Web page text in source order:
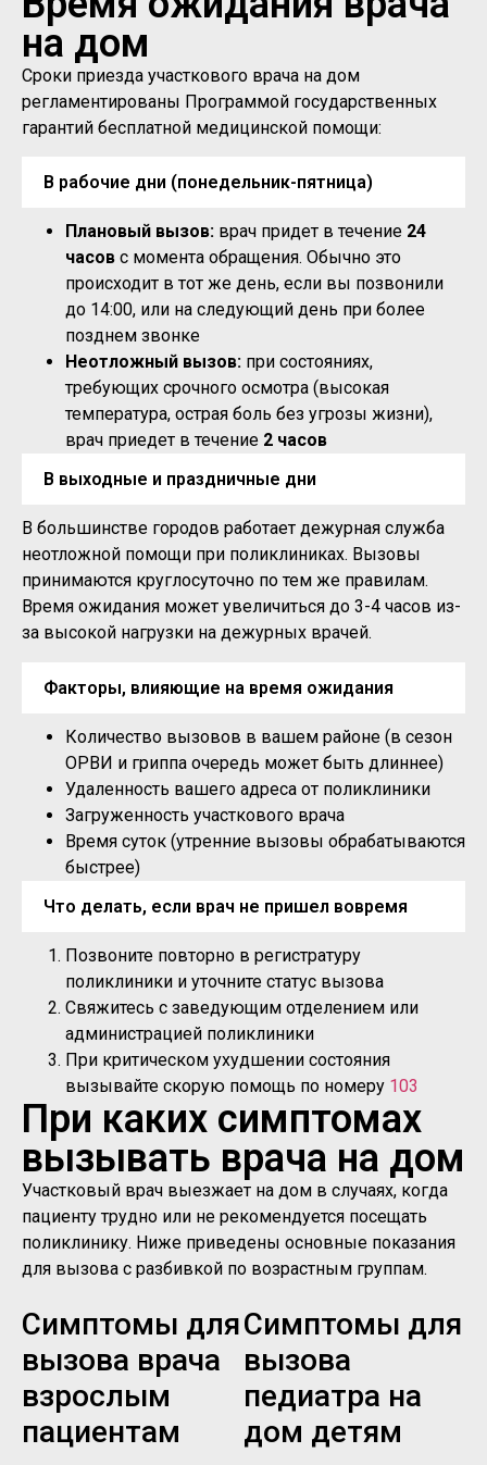
на дом
Сроки приезда участкового врача на дом
регламентированы Программой государственных
гарантий бесплатной медицинской помощи:
В рабочие дни (понедельник-пятница)
Плановый вызов: врач придет в течение 24
часов с момента обращения. Обычно это
происходит в тот же день, если вы позвонили
до 14:00, или на следующий день при более
позднем звонке
Неотложный вызов: при состояниях,
требующих срочного осмотра (высокая
температура, острая боль без угрозы жизни),
врач приедет в течение 2 часов
В выходные и праздничные дни
В большинстве городов работает дежурная служба
неотложной помощи при поликлиниках. Вызовы
принимаются круглосуточно по тем же правилам.
Время ожидания может увеличиться до 3-4 часов из-
за высокой нагрузки на дежурных врачей.
Факторы, влияющие на время ожидания
Количество вызовов в вашем районе (в сезон
ОРВИ и гриппа очередь может быть длиннее)
Удаленность вашего адреса от поликлиники
Загруженность участкового врача
Время суток (утренние вызовы обрабатываются
быстрее)
Что делать, если врач не пришел вовремя
Позвоните повторно в регистратуру
поликлиники и уточните статус вызова
Свяжитесь с заведующим отделением или
администрацией поликлиники
При критическом ухудшении состояния
вызывайте скорую помощь по номеру 103
При каких симптомах
вызывать врача на дом
Участковый врач выезжает на дом в случаях, когда
пациенту трудно или не рекомендуется посещать
поликлинику. Ниже приведены основные показания
для вызова с разбивкой по возрастным группам.
Симптомы для
вызова врача
взрослым
пациентам
Симптомы для
вызова
педиатра на
дом детям